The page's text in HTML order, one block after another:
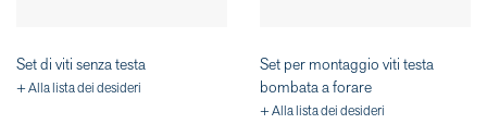
Set di viti senza testa
+ Alla lista dei desideri
Set per montaggio viti testa
bombata a forare
+ Alla lista dei desideri